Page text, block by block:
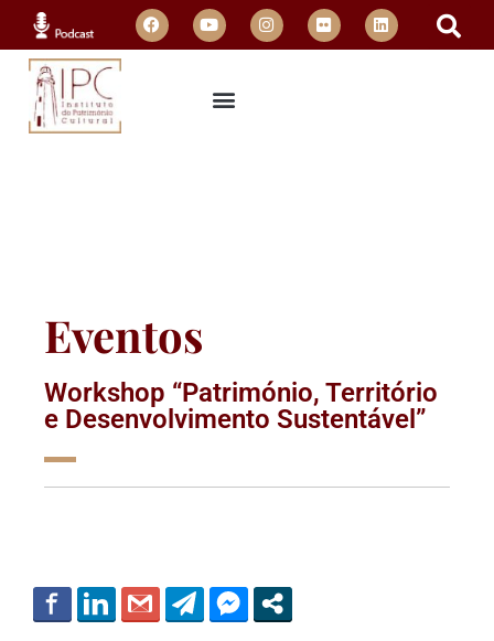
Eventos
Workshop “Património, Território
e Desenvolvimento Sustentável”